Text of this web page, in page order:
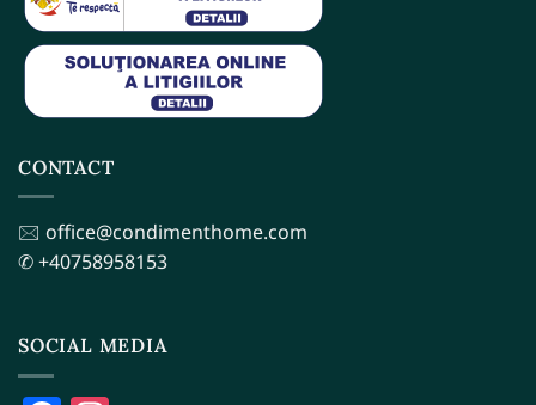
CONTACT
🖂 office@condimenthome.com
✆ +40758958153
SOCIAL MEDIA